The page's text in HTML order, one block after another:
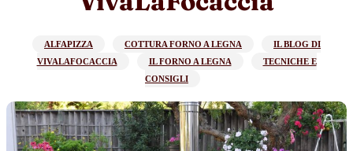
ALFAPIZZA COTTURA FORNO A LEGNA
IL BLOG DI
VIVALAFOCACCIA
IL FORNO A LEGNA
TECNICHE E
CONSIGLI